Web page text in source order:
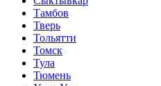
Тамбов
Тверь
Тольятти
Томск
Тула
Тюмень